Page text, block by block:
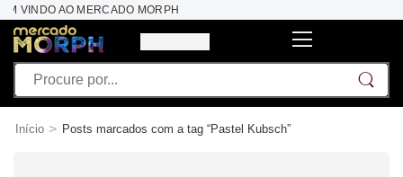
VINDO AO MERCADO MORPH
Início > Posts marcados com a tag “Pastel Kubsch”